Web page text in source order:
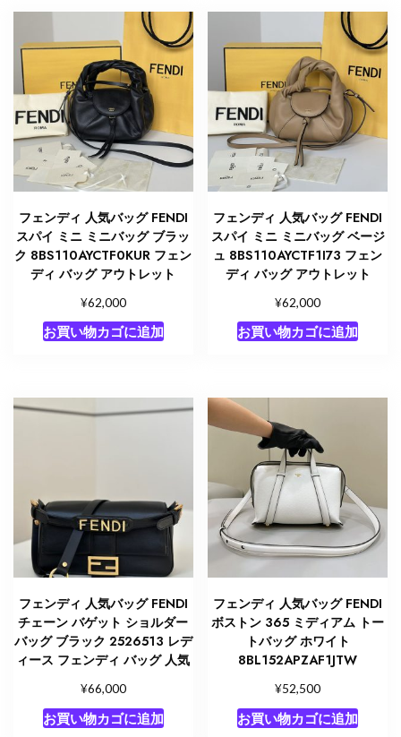
フェンディ 人気バッグ FENDI
スパイ ミニ ミニバッグ ブラッ
ク 8BS110AYCTF0KUR フェン
ディ バッグ アウトレット
¥62,000
お買い物カゴに追加
フェンディ 人気バッグ FENDI
スパイ ミニ ミニバッグ ベージ
ュ 8BS110AYCTF1I73 フェン
ディ バッグ アウトレット
¥62,000
お買い物カゴに追加
フェンディ 人気バッグ FENDI
チェーン バゲット ショルダー
バッグ ブラック 2526513 レデ
ィース フェンディ バッグ 人気
¥66,000
お買い物カゴに追加
フェンディ 人気バッグ FENDI
ボストン 365 ミディアム トー
トバッグ ホワイト
8BL152APZAF1JTW
¥52,500
お買い物カゴに追加